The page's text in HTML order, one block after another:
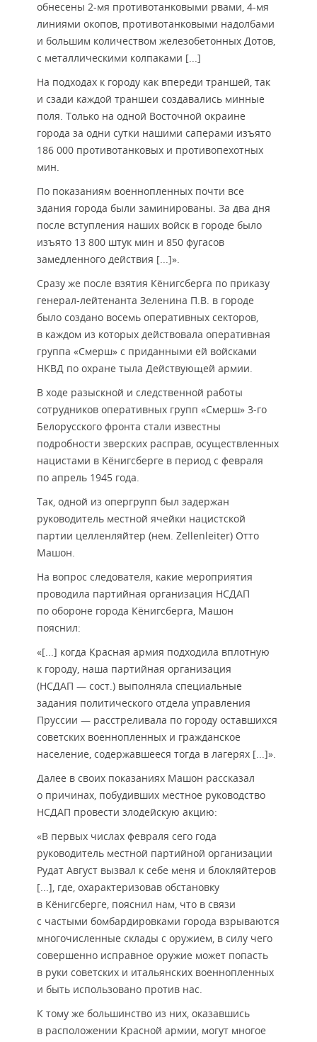
обнесены 2-мя противотанковыми рвами, 4-мя
линиями окопов, противотанковыми надолбами
и большим количеством железобетонных Дотов,
с металлическими колпаками [...]
На подходах к городу как впереди траншей, так
и сзади каждой траншеи создавались минные
поля. Только на одной Восточной окраине
города за одни сутки нашими саперами изъято
186 000 противотанковых и противопехотных
мин.
По показаниям военнопленных почти все
здания города были заминированы. За два дня
после вступления наших войск в городе было
изъято 13 800 штук мин и 850 фугасов
замедленного действия [...]».
Сразу же после взятия Кёнигсберга по приказу
генерал-лейтенанта Зеленина П.В. в городе
было создано восемь оперативных секторов,
в каждом из которых действовала оперативная
группа «Смерш» с приданными ей войсками
НКВД по охране тыла Действующей армии.
В ходе разыскной и следственной работы
сотрудников оперативных групп «Смерш» 3-го
Белорусского фронта стали известны
подробности зверских расправ, осуществленных
нацистами в Кёнигсберге в период с февраля
по апрель 1945 года.
Так, одной из опергрупп был задержан
руководитель местной ячейки нацистской
партии целленляйтер (нем. Zellenleiter) Отто
Машон.
На вопрос следователя, какие мероприятия
проводила партийная организация НСДАП
по обороне города Кёнигсберга, Машон
пояснил:
«[...] когда Красная армия подходила вплотную
к городу, наша партийная организация
(НСДАП — сост.) выполняла специальные
задания политического отдела управления
Пруссии — расстреливала по городу оставшихся
советских военнопленных и гражданское
население, содержавшееся тогда в лагерях [...]».
Далее в своих показаниях Машон рассказал
о причинах, побудивших местное руководство
НСДАП провести злодейскую акцию:
«В первых числах февраля сего года
руководитель местной партийной организации
Рудат Август вызвал к себе меня и блокляйтеров
[...], где, охарактеризовав обстановку
в Кёнигсберге, пояснил нам, что в связи
с частыми бомбардировками города взрываются
многочисленные склады с оружием, в силу чего
совершенно исправное оружие может попасть
в руки советских и итальянских военнопленных
и быть использовано против нас.
К тому же большинство из них, оказавшись
в расположении Красной армии, могут многое